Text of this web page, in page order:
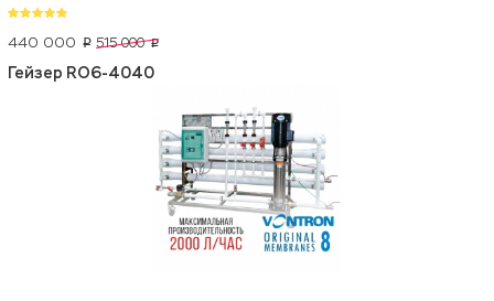
440 000 p 515 000 p
Гейзер RO6-4040